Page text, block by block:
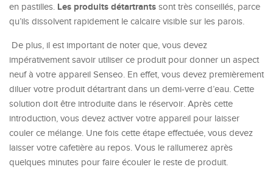
en pastilles. Les produits détartrants sont très conseillés, parce
qu’ils dissolvent rapidement le calcaire visible sur les parois.
De plus, il est important de noter que, vous devez
impérativement savoir utiliser ce produit pour donner un aspect
neuf à votre appareil Senseo. En effet, vous devez premièrement
diluer votre produit détartrant dans un demi-verre d’eau. Cette
solution doit être introduite dans le réservoir. Après cette
introduction, vous devez activer votre appareil pour laisser
couler ce mélange. Une fois cette étape effectuée, vous devez
laisser votre cafetière au repos. Vous le rallumerez après
quelques minutes pour faire écouler le reste de produit.